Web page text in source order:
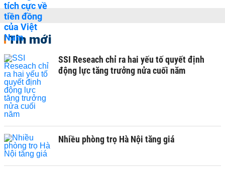
Tin mới
SSI Reseach chỉ ra hai yếu tố quyết định
động lực tăng trưởng nửa cuối năm
Nhiều phòng trọ Hà Nội tăng giá